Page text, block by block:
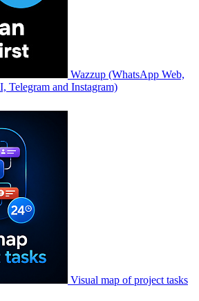
Wazzup (WhatsApp Web,
Telegram and Instagram)
Visual map of project tasks